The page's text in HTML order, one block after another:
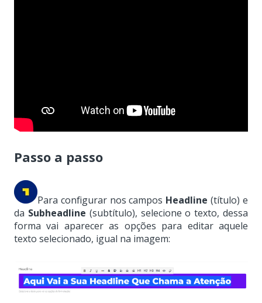
Passo a passo
Para configurar nos campos Headline (título) e
da Subheadline (subtítulo), selecione o texto, dessa
forma vai aparecer as opções para editar aquele
texto selecionado, igual na imagem: